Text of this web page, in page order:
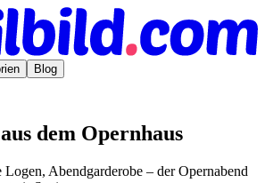
Blog
dem Opernhaus
Logen, Abendgarderobe – der Opernabend